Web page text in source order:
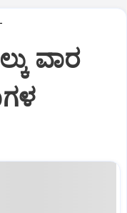
ವಾರ